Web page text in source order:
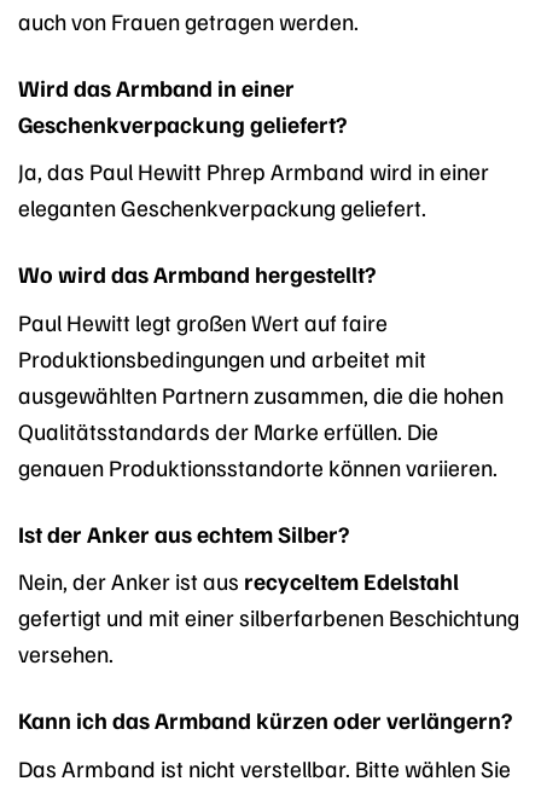
auch von Frauen getragen werden.
Wird das Armband in einer
Geschenkverpackung geliefert?
Ja, das Paul Hewitt Phrep Armband wird in einer
eleganten Geschenkverpackung geliefert.
Wo wird das Armband hergestellt?
Paul Hewitt legt großen Wert auf faire
Produktionsbedingungen und arbeitet mit
ausgewählten Partnern zusammen, die die hohen
Qualitätsstandards der Marke erfüllen. Die
genauen Produktionsstandorte können variieren.
Ist der Anker aus echtem Silber?
Nein, der Anker ist aus recyceltem Edelstahl
gefertigt und mit einer silberfarbenen Beschichtung
versehen.
Kann ich das Armband kürzen oder verlängern?
Das Armband ist nicht verstellbar. Bitte wählen Sie